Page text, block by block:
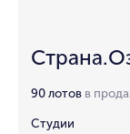
90 лотов в
Студии